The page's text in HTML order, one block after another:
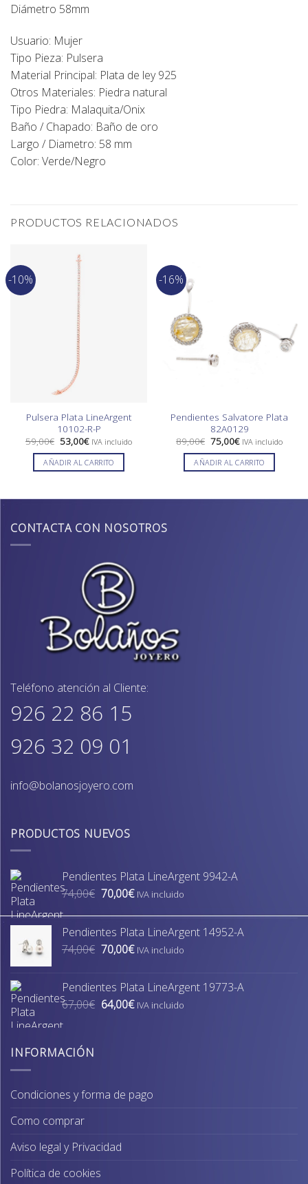
Diámetro 58mm
Usuario: Mujer
Tipo Pieza: Pulsera
Material Principal: Plata de ley 925
Otros Materiales: Piedra natural
Tipo Piedra: Malaquita/Onix
Baño / Chapado: Baño de oro
Largo / Diametro: 58 mm
Color: Verde/Negro
PRODUCTOS RELACIONADOS
-10%
Pulsera Plata LineArgent
10102-R-P
59,00€ El
precio
original
era:
53,00€El
actual
es:
IVA incluido
AÑADIR AL CARRITO
-16%
Pendientes Salvatore Plata
82A0129
89,00€ El
precio
original
era:
75,00€El
actual
es:
IVA incluido
AÑADIR AL CARRITO
CONTACTA CON NOSOTROS
Teléfono atención al Cliente:
926 22 86 15
926 32 09 01
info@bolanosjoyero.com
PRODUCTOS NUEVOS
Pendientes Plata LineArgent 9942-A
74,00€ El
era:
74,00€.
70,00€El
es:
70,00€.
IVA incluido
Pendientes Plata LineArgent 14952-A
74,00€ El
era:
74,00€.
70,00€El
es:
70,00€.
IVA incluido
Pendientes Plata LineArgent 19773-A
67,00€ El
64,00€ElIVA incluido
INFORMACIÓN
Condiciones y forma de pago
Como comprar
Aviso legal y Privacidad
Política de cookies